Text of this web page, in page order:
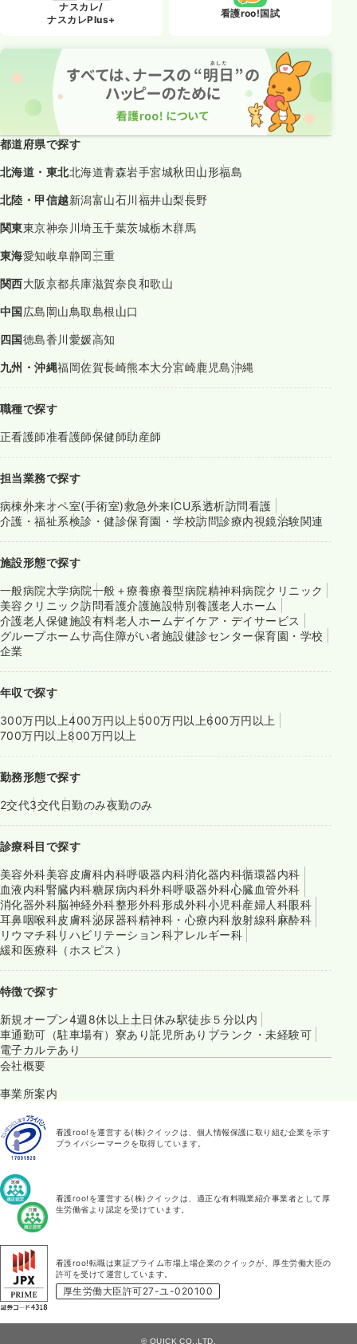
ナスカレ/
ナスカレPlus+
看護roo!国試
都道府県で探す
北海道・東北北海道青森岩手宮城秋田山形福島
北陸・甲信越新潟富山石川福井山梨長野
関東東京神奈川埼玉千葉茨城栃木群馬
東海愛知岐阜静岡三重
関西大阪京都兵庫滋賀奈良和歌山
中国広島岡山鳥取島根山口
四国徳島香川愛媛高知
九州・沖縄福岡佐賀長崎熊本大分宮崎鹿児島沖縄
職種で探す
正看護師准看護師保健師助産師
担当業務で探す
病棟外来オペ室(手術室)救急外来ICU系透析訪問看護
介護・福祉系検診・健診保育園・学校訪問診療内視鏡治験関連
施設形態で探す
一般病院大学病院一般＋療養療養型病院精神科病院クリニック
美容クリニック訪問看護介護施設特別養護老人ホーム
介護老人保健施設有料老人ホームデイケア・デイサービス
グループホームサ高住障がい者施設健診センター保育園・学校
企業
年収で探す
300万円以上400万円以上 500万円以上600万円以上
700万円以上800万円以上
勤務形態で探す
2交代3交代日勤のみ夜勤のみ
診療科目で探す
美容外科美容皮膚科内科呼吸器内科消化器内科循環器内科
血液内科腎臓内科糖尿病内科外科呼吸器外科心臓血管外科
消化器外科脳神経外科整形外科形成外科小児科産婦人科眼科
耳鼻咽喉科皮膚科泌尿器科精神科・心療内科放射線科麻酔科
リウマチ科リハビリテーション科アレルギー科
緩和医療科（ホスピス）
特徴で探す
新規オープン4週8休以上 土日休み駅徒歩５分以内
車通勤可（駐車場有） 寮あり託児所あり ブランク・未経験可
電子カルテあり
会社概要
事業所案内
看護roo!を運営する(株)クイックは、個人情報保護に取り組む企業を示す
プライバシーマークを取得しています。
看護roo!を運営する(株)クイックは、適正な有料職業紹介事業者として厚
生労働省より認定を受けています。
看護roo!転職は東証プライム市場上場企業のクイックが、厚生労働大臣の
許可を受けて運営しています。
厚生労働大臣許可27-ユ-020100
© QUICK CO.,LTD.